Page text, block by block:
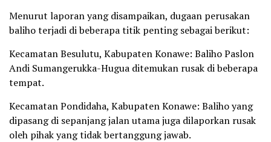
Menurut laporan yang disampaikan, dugaan perusakan
baliho terjadi di beberapa titik penting sebagai berikut:
Kecamatan Besulutu, Kabupaten Konawe: Baliho Paslon
Andi Sumangerukka-Hugua ditemukan rusak di beberapa
tempat.
Kecamatan Pondidaha, Kabupaten Konawe: Baliho yang
dipasang di sepanjang jalan utama juga dilaporkan rusak
oleh pihak yang tidak bertanggung jawab.